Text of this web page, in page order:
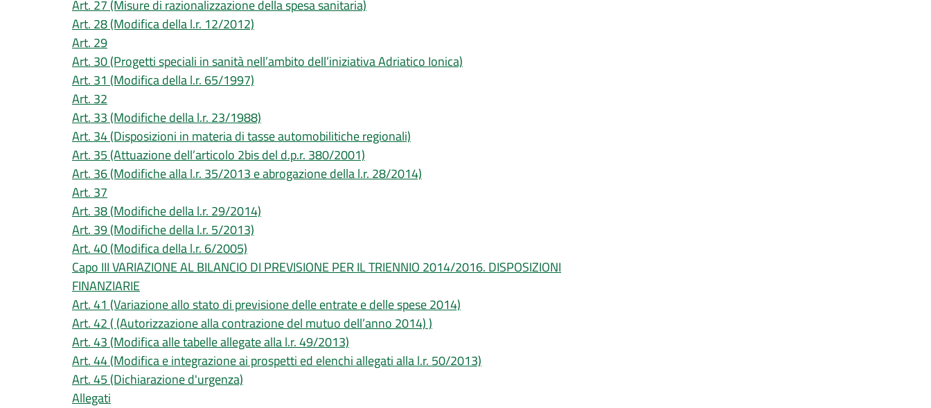
Art. 27 (Misure di razionalizzazione della spesa sanitaria)
Art. 28 (Modifica della l.r. 12/2012)
Art. 29
Art. 30 (Progetti speciali in sanità nell’ambito dell’iniziativa Adriatico Ionica)
Art. 31 (Modifica della l.r. 65/1997)
Art. 32
Art. 33 (Modifiche della l.r. 23/1988)
Art. 34 (Disposizioni in materia di tasse automobilitiche regionali)
Art. 35 (Attuazione dell’articolo 2bis del d.p.r. 380/2001)
Art. 36 (Modifiche alla l.r. 35/2013 e abrogazione della l.r. 28/2014)
Art. 37
Art. 38 (Modifiche della l.r. 29/2014)
Art. 39 (Modifiche della l.r. 5/2013)
Art. 40 (Modifica della l.r. 6/2005)
Capo III VARIAZIONE AL BILANCIO DI PREVISIONE PER IL TRIENNIO 2014/2016. DISPOSIZIONI
FINANZIARIE
Art. 41 (Variazione allo stato di previsione delle entrate e delle spese 2014)
Art. 42 ( (Autorizzazione alla contrazione del mutuo dell’anno 2014) )
Art. 43 (Modifica alle tabelle allegate alla l.r. 49/2013)
Art. 44 (Modifica e integrazione ai prospetti ed elenchi allegati alla l.r. 50/2013)
Art. 45 (Dichiarazione d'urgenza)
Allegati